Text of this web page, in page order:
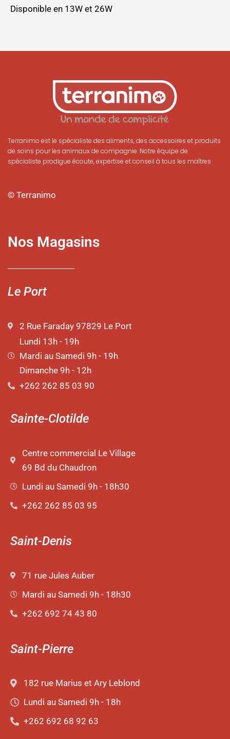
Disponible en 13W et 26W
Terranimo est le spécialiste des aliments, des accessoires et produits
de soins pour les animaux de compagnie. Notre équipe de
spécialiste prodigue écoute, expertise et conseil à tous les maîtres
© Terranimo
Nos Magasins
Le Port
2 Rue Faraday 97829 Le Port
Lundi 13h - 19h
Mardi au Samedi 9h - 19h
Dimanche 9h - 12h
+262 262 85 03 90
Sainte-Clotilde
Centre commercial Le Village
69 Bd du Chaudron
Lundi au Samedi 9h - 18h30
+262 262 85 03 95
Saint-Denis
71 rue Jules Auber
Mardi au Samedi 9h - 18h30
+262 692 74 43 80
Saint-Pierre
182 rue Marius et Ary Leblond
Lundi au Samedi 9h - 18h
+262 692 68 92 63